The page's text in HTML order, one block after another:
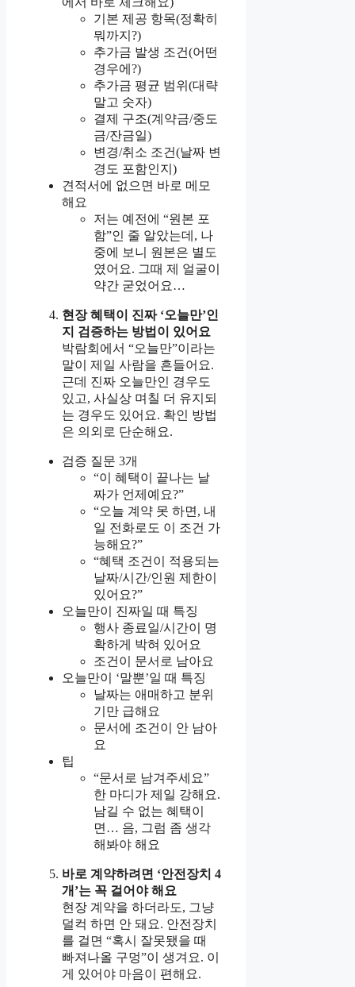
기본 제공 항목(정확히
뭐까지?)
추가금 발생 조건(어떤
경우에?)
추가금 평균 범위(대략
말고 숫자)
결제 구조(계약금/중도
금/잔금일)
변경/취소 조건(날짜 변
경도 포함인지)
견적서에 없으면 바로 메모
해요
저는 예전에 “원본 포
함”인 줄 알았는데, 나
중에 보니 원본은 별도
였어요. 그때 제 얼굴이
약간 굳었어요…
현장 혜택이 진짜 ‘오늘만’인
지 검증하는 방법이 있어요
박람회에서 “오늘만”이라는
말이 제일 사람을 흔들어요.
근데 진짜 오늘만인 경우도
있고, 사실상 며칠 더 유지되
는 경우도 있어요. 확인 방법
은 의외로 단순해요.
검증 질문 3개
“이 혜택이 끝나는 날
짜가 언제예요?”
“오늘 계약 못 하면, 내
일 전화로도 이 조건 가
능해요?”
“혜택 조건이 적용되는
날짜/시간/인원 제한이
있어요?”
오늘만이 진짜일 때 특징
행사 종료일/시간이 명
확하게 박혀 있어요
조건이 문서로 남아요
오늘만이 ‘말뿐’일 때 특징
날짜는 애매하고 분위
기만 급해요
문서에 조건이 안 남아
요
팁
“문서로 남겨주세요”
한 마디가 제일 강해요.
남길 수 없는 혜택이
면… 음, 그럼 좀 생각
해봐야 해요
바로 계약하려면 ‘안전장치 4
개’는 꼭 걸어야 해요
현장 계약을 하더라도, 그냥
덜컥 하면 안 돼요. 안전장치
를 걸면 “혹시 잘못됐을 때
빠져나올 구멍”이 생겨요. 이
게 있어야 마음이 편해요.